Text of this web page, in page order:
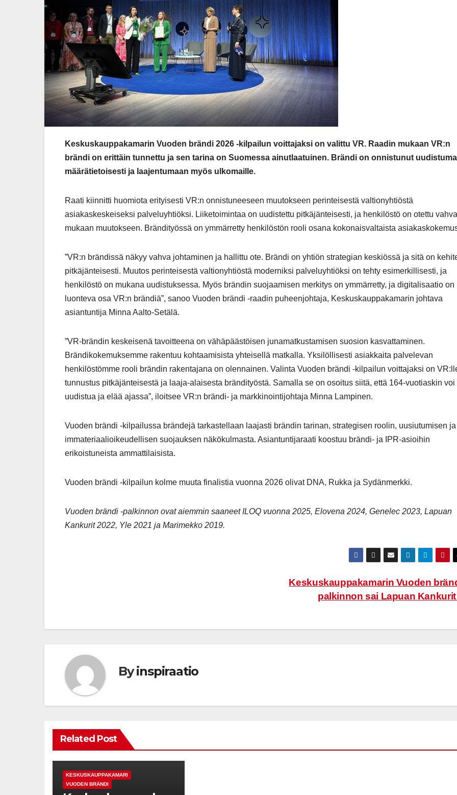
Keskuskauppakamarin Vuoden brändi 2026 -kilpailun voittajaksi on valittu VR. Raadin mukaan VR:n
brändi on erittäin tunnettu ja sen tarina on Suomessa ainutlaatuinen. Brändi on onnistunut
määrätietoisesti ja laajentumaan myös ulkomaille.
Raati kiinnitti huomiota erityisesti VR:n onnistuneeseen muutokseen perinteisestä valtionyhtiöstä
asiakaskeskeiseksi palveluyhtiöksi. Liiketoimintaa on uudistettu pitkäjänteisesti, ja henkilöstö on otettu
mukaan muutokseen. Brändityössä on ymmärretty henkilöstön rooli osana kokonaisvaltaista
”VR:n brändissä näkyy vahva johtaminen ja hallittu ote. Brändi on yhtiön strategian keskiössä ja sitä on
pitkäjänteisesti. Muutos perinteisestä valtionyhtiöstä moderniksi palveluyhtiöksi on tehty esimerkillisesti, ja
henkilöstö on mukana uudistuksessa. Myös brändin suojaamisen merkitys on ymmärretty, ja digitalisaatio on
luonteva osa VR:n brändiä”, sanoo Vuoden brändi -raadin puheenjohtaja, Keskuskauppakamarin johtava
asiantuntija Minna Aalto-Setälä.
”VR-brändin keskeisenä tavoitteena on vähäpäästöisen junamatkustamisen suosion kasvattaminen.
Brändikokemuksemme rakentuu kohtaamisista yhteisellä matkalla. Yksilöllisesti asiakkaita palvelevan
henkilöstömme rooli brändin rakentajana on olennainen. Valinta Vuoden brändi -kilpailun voittajaksi on
tunnustus pitkäjänteisestä ja laaja-alaisesta brändityöstä. Samalla se on osoitus siitä, että 164-vuotiaskin voi
uudistua ja elää ajassa”, iloitsee VR:n brändi- ja markkinointijohtaja Minna Lampinen.
Vuoden brändi -kilpailussa brändejä tarkastellaan laajasti brändin tarinan, strategisen roolin, uusiutumisen ja
immateriaalioikeudellisen suojauksen näkökulmasta. Asiantuntijaraati koostuu brändi- ja IPR-asioihin
erikoistuneista ammattilaisista.
Vuoden brändi -kilpailun kolme muuta finalistia vuonna 2026 olivat DNA, Rukka ja Sydänmerkki.
Vuoden brändi -palkinnon ovat aiemmin saaneet ILOQ vuonna 2025, Elovena 2024, Genelec 2023, Lapuan
Kankurit 2022, Yle 2021 ja Marimekko 2019.
Keskuskauppakamarin Vuoden
palkinnon sai Lapuan
Byinspiraatio
Related Post
KESKUSKAUPPAKAMARI
VUODEN BRÄNDI